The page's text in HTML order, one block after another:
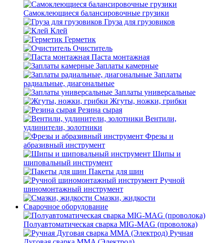
Самоклеющиеся балансировочные грузики
Груза для грузовиков
Клей
Герметик
Очиститель
Паста монтажная
Заплаты камерные
Заплаты
радиальные, диагональные
Заплаты универсальные
Жгуты, ножки, грибки
Резина сырая
Вентили,
удлинители, золотники
Фрезы и
абразивный инструмент
Шипы и
шиповальный инструмент
Пакеты для шин
Ручной
шиномонтажный инструмент
Смазки, жидкости
Сварочное оборудование
Полуавтоматическая сварка MIG-MAG (проволока)
Ручная